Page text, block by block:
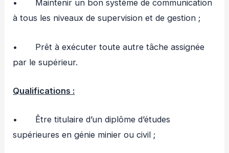
• Maintenir un bon système de communication
à tous les niveaux de supervision et de gestion ;
• Prêt à exécuter toute autre tâche assignée
par le supérieur.
Qualifications :
• Être titulaire d’un diplôme d’études
supérieures en génie minier ou civil ;